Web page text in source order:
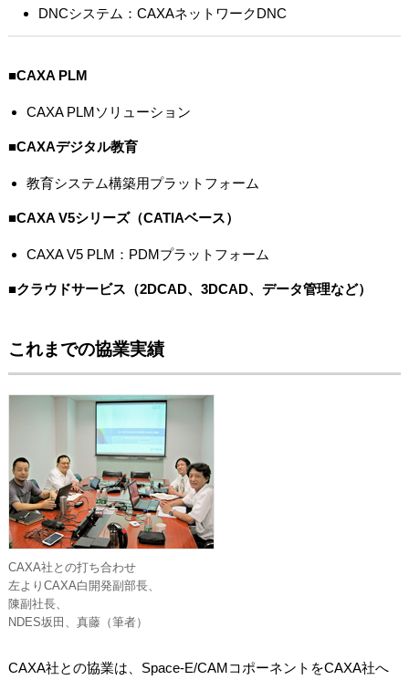
DNCシステム：CAXAネットワークDNC
■CAXA PLM
CAXA PLMソリューション
■CAXAデジタル教育
教育システム構築用プラットフォーム
■CAXA V5シリーズ（CATIAベース）
CAXA V5 PLM：PDMプラットフォーム
■クラウドサービス（2DCAD、3DCAD、データ管理など）
これまでの協業実績
CAXA社との打ち合わせ
左よりCAXA白開発副部長、
陳副社長、
NDES坂田、真藤（筆者）
CAXA社との協業は、Space-E/CAMコポーネントをCAXA社へ